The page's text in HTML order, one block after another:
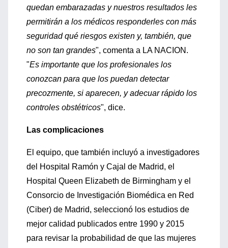
quedan embarazadas y nuestros resultados les
permitirán a los médicos responderles con más
seguridad qué riesgos existen y, también, que
no son tan grandes", comenta a LA NACION.
"Es importante que los profesionales los
conozcan para que los puedan detectar
precozmente, si aparecen, y adecuar rápido los
controles obstétricos", dice.
Las complicaciones
El equipo, que también incluyó a investigadores
del Hospital Ramón y Cajal de Madrid, el
Hospital Queen Elizabeth de Birmingham y el
Consorcio de Investigación Biomédica en Red
(Ciber) de Madrid, seleccionó los estudios de
mejor calidad publicados entre 1990 y 2015
para revisar la probabilidad de que las mujeres